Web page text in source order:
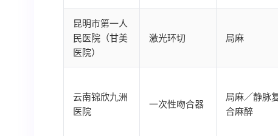
昆明市第一人
民医院（甘美
医院）
激光环切 局麻
云南锦欣九洲
医院
一次性吻合器
局麻／静脉
合麻醉